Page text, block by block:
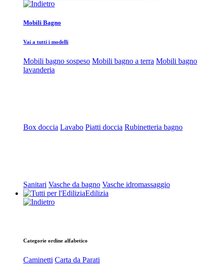
Mobili Bagno
Vai a tutti i modelli
Mobili bagno sospeso Mobili bagno a terra Mobili bagno
lavanderia
Box doccia Lavabo Piatti doccia Rubinetteria bagno
Sanitari Vasche da bagno Vasche idromassaggio
Edilizia
Categorie ordine alfabetico
Caminetti Carta da Parati